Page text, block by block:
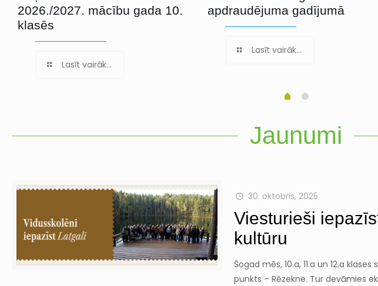
2026./2027. mācību gada 10.
klasēs
Lasīt vairāk...
apdraudējuma gadījumā
Lasīt vairāk...
Jaunumi
30. oktobris, 2025
Viesturieši
kultūru
Šogad mēs, 10.a, 11.a un 12.a
punkts – Rēzekne. Tur devāmies